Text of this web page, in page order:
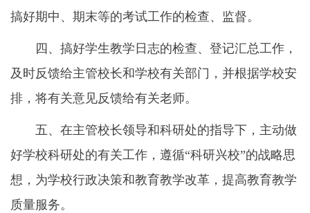
搞好期中、期末等的考试工作的检查、监督。
四、搞好学生教学日志的检查、登记汇总工作，
及时反馈给主管校长和学校有关部门，并根据学校安
排，将有关意见反馈给有关老师。
五、在主管校长领导和科研处的指导下，主动做
好学校科研处的有关工作，遵循“科研兴校”的战略思
想，为学校行政决策和教育教学改革，提高教育教学
质量服务。